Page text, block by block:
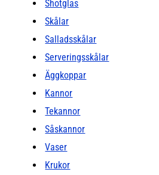
Shotglas
Skålar
Salladsskålar
Serveringsskålar
Äggkoppar
Kannor
Tekannor
Såskannor
Vaser
Krukor